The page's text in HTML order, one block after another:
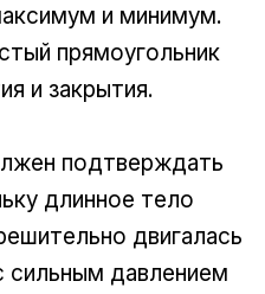
и минимум.
прямоугольник
и закрытия.
подтверждать
длинное тело
двигалась
сильным давлением